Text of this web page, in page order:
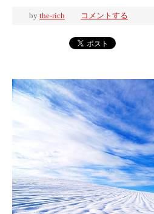
by the-rich コメントする